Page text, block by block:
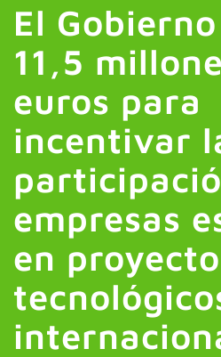
El
11,5
euros para
incentivar
empresas
en